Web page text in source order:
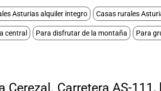
Asturias alquiler íntegro Casas rurales
central Para disfrutar de la montaña Para
Cerezal. Carretera AS-111 ,